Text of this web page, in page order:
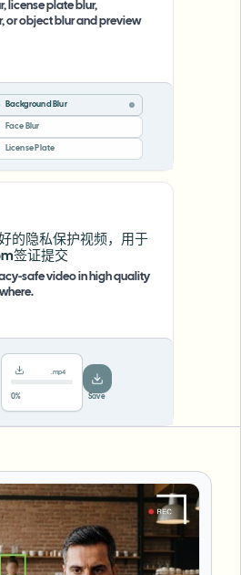
license plate blur,
or object blur and preview
Background Blur
Face Blur
License Plate
的隐私保护视频，用于
签证提交
safe video in high quality
.mp4
78% ···